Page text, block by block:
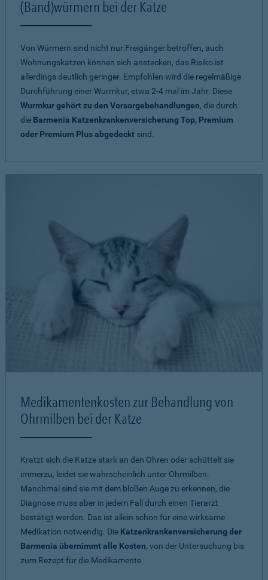
(Band)würmern bei der Katze
Von Würmern sind nicht nur Freigänger betroffen, auch
Wohnungskatzen können sich anstecken, das Risiko ist
allerdings deutlich geringer. Empfohlen wird die regelmäßige
Durchführung einer Wurmkur, etwa 2-4 mal im Jahr. Diese
Wurmkur gehört zu den Vorsorgebehandlungen, die durch
die Barmenia Katzenkrankenversicherung Top, Premium
oder Premium Plus abgedeckt sind.
Medikamentenkosten zur Behandlung von
Ohrmilben bei der Katze
Kratzt sich die Katze stark an den Ohren oder schüttelt sie
immerzu, leidet sie wahrscheinlich unter Ohrmilben.
Manchmal sind sie mit dem bloßen Auge zu erkennen, die
Diagnose muss aber in jedem Fall durch einen Tierarzt
bestätigt werden. Das ist allein schon für eine wirksame
Medikation notwendig. Die Katzenkrankenversicherung der
Barmenia übernimmt alle Kosten, von der Untersuchung bis
zum Rezept für die Medikamente.